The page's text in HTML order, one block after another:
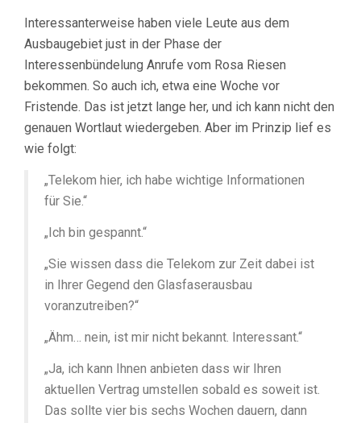
Interessanterweise haben viele Leute aus dem
Ausbaugebiet just in der Phase der
Interessenbündelung Anrufe vom Rosa Riesen
bekommen. So auch ich, etwa eine Woche vor
Fristende. Das ist jetzt lange her, und ich kann nicht den
genauen Wortlaut wiedergeben. Aber im Prinzip lief es
wie folgt:
„Telekom hier, ich habe wichtige Informationen
für Sie.“
„Ich bin gespannt.“
„Sie wissen dass die Telekom zur Zeit dabei ist
in Ihrer Gegend den Glasfaserausbau
voranzutreiben?“
„Ähm… nein, ist mir nicht bekannt. Interessant.“
„Ja, ich kann Ihnen anbieten dass wir Ihren
aktuellen Vertrag umstellen sobald es soweit ist.
Das sollte vier bis sechs Wochen dauern, dann